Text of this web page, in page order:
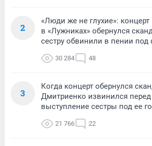
2
«Люди же не глухие»:
в «Лужниках» обернулся
сестру обвинили в пении под
30 284 48
3
Когда концерт обернулся
Дмитриенко извинился
выступление сестры под ее
21 766 22